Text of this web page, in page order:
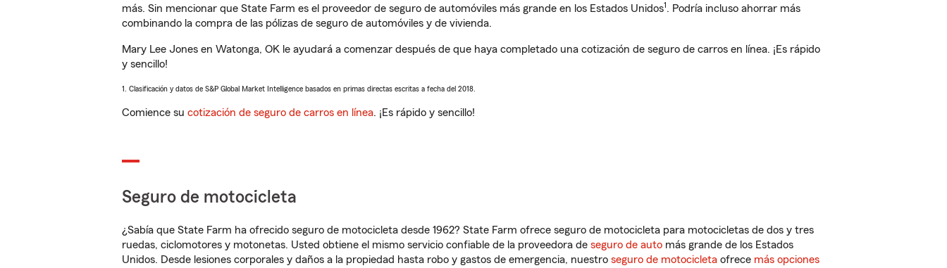
más. Sin mencionar que State Farm es el proveedor de seguro de automóviles más grande en los Estados Unidos1. Podría incluso ahorrar más
combinando la compra de las pólizas de seguro de automóviles y de vivienda.
Mary Lee Jones en Watonga, OK le ayudará a comenzar después de que haya completado una cotización de seguro de carros en línea. ¡Es rápido
y sencillo!
1. Clasificación y datos de S&P Global Market Intelligence basados en primas directas escritas a fecha del 2018.
Comience su cotización de seguro de carros en línea. ¡Es rápido y sencillo!
Seguro de motocicleta
¿Sabía que State Farm ha ofrecido seguro de motocicleta desde 1962? State Farm ofrece seguro de motocicleta para motocicletas de dos y tres
ruedas, ciclomotores y motonetas. Usted obtiene el mismo servicio confiable de la proveedora de seguro de auto más grande de los Estados
Unidos. Desde lesiones corporales y daños a la propiedad hasta robo y gastos de emergencia, nuestro seguro de motocicleta ofrece más opciones